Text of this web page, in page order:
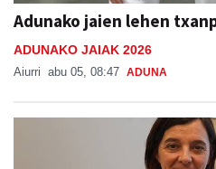
Adunako jaien lehen
ADUNAKO JAIAK 2026
Aiurri abu 05, 08:47 ADUNA